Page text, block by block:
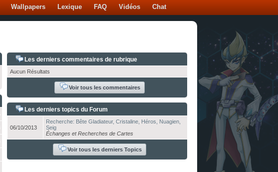
Wallpapers Lexique FAQ Vidéos Chat
Les derniers commentaires de rubrique
Aucun Résultats
Voir tous les commentaires
Les derniers topics du Forum
06/10/2013
Recherche: Bête Gladiateur, Cristaline, Héros, Nuagien,
Seig
Échanges et Recherches de Cartes
Voir tous les derniers Topics